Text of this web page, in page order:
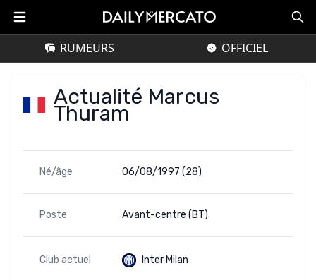
RUMEURS OFFICIEL
Actualité Marcus
Thuram
Né/âge 06/08/1997 (28)
Poste Avant-centre (BT)
Club actuel Inter Milan